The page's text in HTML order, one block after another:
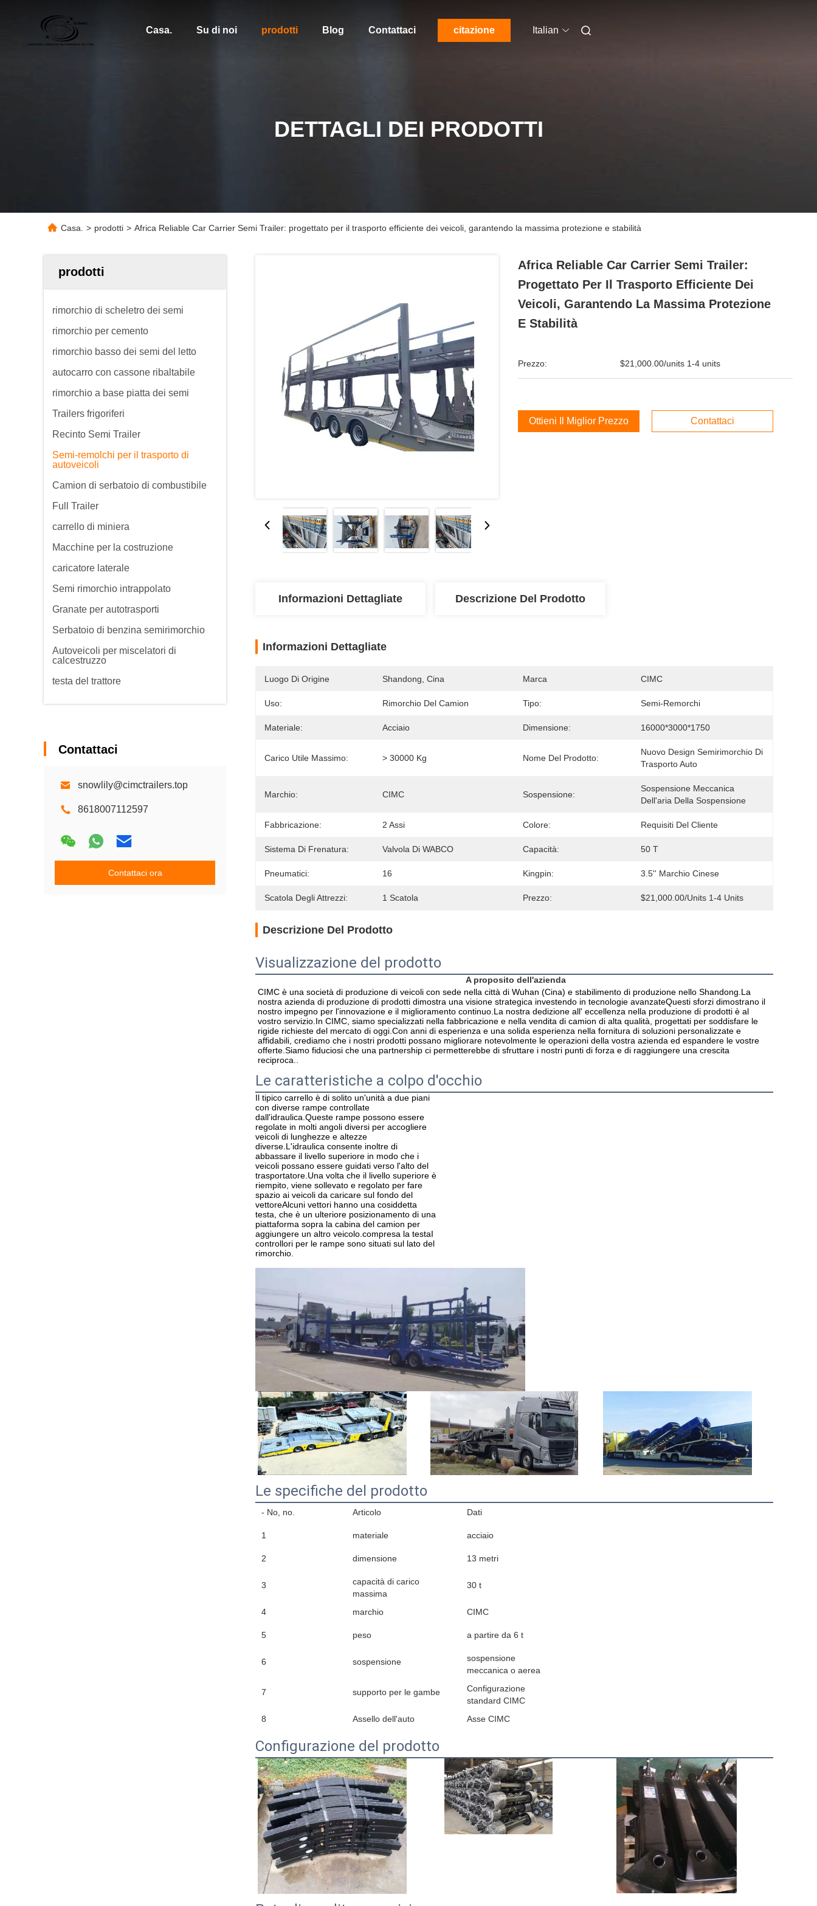
Casa. Su di noi prodotti Blog Contattaci citazione Italian
DETTAGLI DEI PRODOTTI
Casa. > prodotti > Africa Reliable Car Carrier Semi Trailer: progettato per il trasporto efficiente dei veicoli, garantendo la massima protezione e stabilità
prodotti
rimorchio di scheletro dei semi
rimorchio per cemento
rimorchio basso dei semi del letto
autocarro con cassone ribaltabile
rimorchio a base piatta dei semi
Trailers frigoriferi
Recinto Semi Trailer
Semi-remolchi per il trasporto di
autoveicoli
Camion di serbatoio di combustibile
Full Trailer
carrello di miniera
Macchine per la costruzione
caricatore laterale
Semi rimorchio intrappolato
Granate per autotrasporti
Serbatoio di benzina semirimorchio
Autoveicoli per miscelatori di
calcestruzzo
testa del trattore
Contattaci
snowlily@cimctrailers.top
8618007112597
Contattaci ora
Africa Reliable Car Carrier Semi Trailer:
Progettato Per Il Trasporto Efficiente Dei
Veicoli, Garantendo La Massima Protezione
E Stabilità
Prezzo: $21,000.00/units 1-4 units
Ottieni Il Miglior Prezzo Contattaci
Informazioni Dettagliate Descrizione Del Prodotto
Informazioni Dettagliate
Luogo Di Origine Shandong, Cina Marca CIMC
Uso: Rimorchio Del Camion Tipo: Semi-Remorchi
Materiale: Acciaio Dimensione: 16000*3000*1750
Carico Utile Massimo: > 30000 Kg Nome Del Prodotto:
Nuovo Design Semirimorchio Di
Trasporto Auto
Marchio: CIMC Sospensione:
Sospensione Meccanica
Dell'aria Della Sospensione
Fabbricazione: 2 Assi Colore: Requisiti Del Cliente
Sistema Di Frenatura: Valvola Di WABCO Capacità: 50 T
Pneumatici: 16 Kingpin: 3.5'' Marchio Cinese
Scatola Degli Attrezzi: 1 Scatola Prezzo: $21,000.00/units 1-4 Units
Descrizione Del Prodotto
Visualizzazione del prodotto
A proposito dell'azienda
CIMC è una società di produzione di veicoli con sede nella città di Wuhan (Cina) e stabilimento di produzione nello Shandong.La
nostra azienda di produzione di prodotti dimostra una visione strategica investendo in tecnologie avanzateQuesti sforzi dimostrano il
nostro impegno per l'innovazione e il miglioramento continuo.La nostra dedizione all' eccellenza nella produzione di prodotti è al
vostro servizio.In CIMC, siamo specializzati nella fabbricazione e nella vendita di camion di alta qualità, progettati per soddisfare le
rigide richieste del mercato di oggi.Con anni di esperienza e una solida esperienza nella fornitura di soluzioni personalizzate e
affidabili, crediamo che i nostri prodotti possano migliorare notevolmente le operazioni della vostra azienda ed espandere le vostre
offerte.Siamo fiduciosi che una partnership ci permetterebbe di sfruttare i nostri punti di forza e di raggiungere una crescita
reciproca..
Le caratteristiche a colpo d'occhio
Il tipico carrello è di solito un'unità a due piani
con diverse rampe controllate
dall'idraulica.Queste rampe possono essere
regolate in molti angoli diversi per accogliere
veicoli di lunghezze e altezze
diverse.L'idraulica consente inoltre di
abbassare il livello superiore in modo che i
veicoli possano essere guidati verso l'alto del
trasportatore.Una volta che il livello superiore è
riempito, viene sollevato e regolato per fare
spazio ai veicoli da caricare sul fondo del
vettoreAlcuni vettori hanno una cosiddetta
testa, che è un ulteriore posizionamento di una
piattaforma sopra la cabina del camion per
aggiungere un altro veicolo.compresa la testaI
controllori per le rampe sono situati sul lato del
rimorchio.
Le specifiche del prodotto
- No, no. Articolo Dati
1 materiale acciaio
2 dimensione 13 metri
3
capacità di carico
massima
30 t
4 marchio CIMC
5 peso a partire da 6 t
6 sospensione
sospensione
meccanica o aerea
7 supporto per le gambe
Configurazione
standard CIMC
8
Assello dell'auto Asse CIMC
Configurazione del prodotto